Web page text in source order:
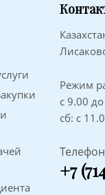
Режим
с 9.00
сб: с
+7